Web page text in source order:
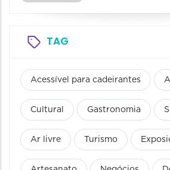
TAG
Acessível para cadeirantes
Cultural Gastronomia
Ar livre Turismo